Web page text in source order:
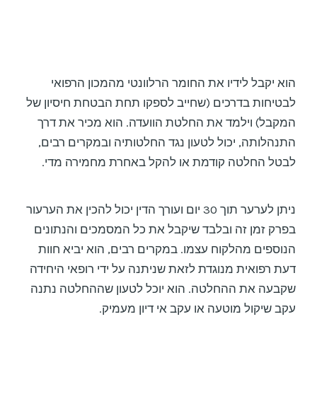
הוא יקבל לידיו את החומר הרלוונטי מהמכון הרפואי
לבטיחות בדרכים (שחייב לספקו תחת הבטחת חיסיון של
המקבל) וילמד את החלטת הוועדה. הוא מכיר את דרך
התנהלותה, יכול לטעון נגד החלטותיה ובמקרים רבים,
לבטל החלטה קודמת או להקל באחרת מחמירה מדי.
ניתן לערער תוך 30 יום ועורך הדין יכול להכין את הערעור
בפרק זמן זה ובלבד שיקבל את כל המסמכים והנתונים
הנוספים מהלקוח עצמו. במקרים רבים, הוא יביא חוות
דעת רפואית מנוגדת לזאת שניתנה על ידי רופאי היחידה
שקבעה את ההחלטה. הוא יוכל לטעון שההחלטה נתנה
עקב שיקול מוטעה או עקב אי דיון מעמיק.